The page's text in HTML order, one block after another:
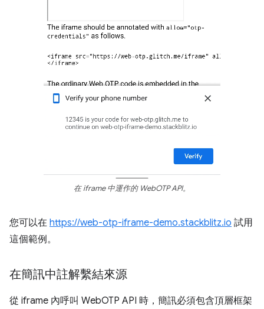
在 iframe 中運作的 WebOTP API。
您可以在 https://web-otp-iframe-demo.stackblitz.io 試用
這個範例。
在簡訊中註解繫結來源
從 iframe 內呼叫 WebOTP API 時，簡訊必須包含頂層框架